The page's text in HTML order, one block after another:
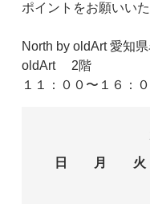
ポイントをお願いいた
North by oldArt 愛知
oldArt 2階
１１：００〜１６：
日
月 火